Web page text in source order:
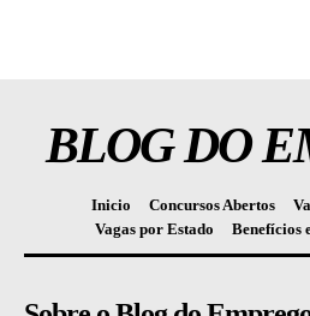
BLOG DO
Inicio Concursos Abertos
Vagas por Estado
Benefícios